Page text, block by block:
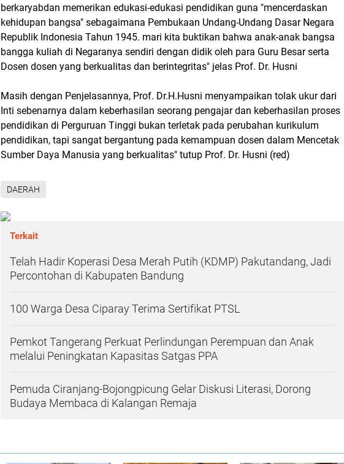
berkaryabdan memerikan edukasi-edukasi pendidikan guna "mencerdaskan
kehidupan bangsa" sebagaimana Pembukaan Undang-Undang Dasar Negara
Republik Indonesia Tahun 1945. mari kita buktikan bahwa anak-anak bangsa
bangga kuliah di Negaranya sendiri dengan didik oleh para Guru Besar serta
Dosen dosen yang berkualitas dan berintegritas" jelas Prof. Dr. Husni
Masih dengan Penjelasannya, Prof. Dr.H.Husni menyampaikan tolak ukur dari
Inti sebenarnya dalam keberhasilan seorang pengajar dan keberhasilan proses
pendidikan di Perguruan Tinggi bukan terletak pada perubahan kurikulum
pendidikan, tapi sangat bergantung pada kemampuan dosen dalam Mencetak
Sumber Daya Manusia yang berkualitas" tutup Prof. Dr. Husni (red)
DAERAH
Terkait
Telah Hadir Koperasi Desa Merah Putih (KDMP) Pakutandang, Jadi
Percontohan di Kabupaten Bandung
100 Warga Desa Ciparay Terima Sertifikat PTSL
Pemkot Tangerang Perkuat Perlindungan Perempuan dan Anak
melalui Peningkatan Kapasitas Satgas PPA
Pemuda Ciranjang-Bojongpicung Gelar Diskusi Literasi, Dorong
Budaya Membaca di Kalangan Remaja